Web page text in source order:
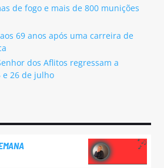
de fogo e mais de 800 munições
69 anos após uma carreira de
dos Aflitos regressam a
e 26 de julho